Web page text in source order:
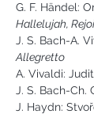
G. F. Händel:
Hallelujah,
J. S. Bach-A.
Allegretto
A. Vivaldi:
J. S. Bach-Ch.
J. Haydn: